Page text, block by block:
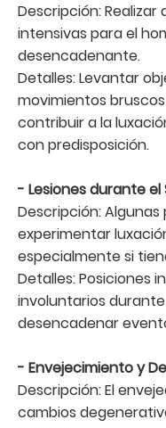
Descripción:
intensivas para el
desencadenante.
Detalles: Levantar
movimientos
contribuir a la
con predisposición.
- Lesiones durante el
Descripción:
experimentar
especialmente si
Detalles: Posiciones
involuntarios
desencadenar
- Envejecimiento y
Descripción: El
cambios